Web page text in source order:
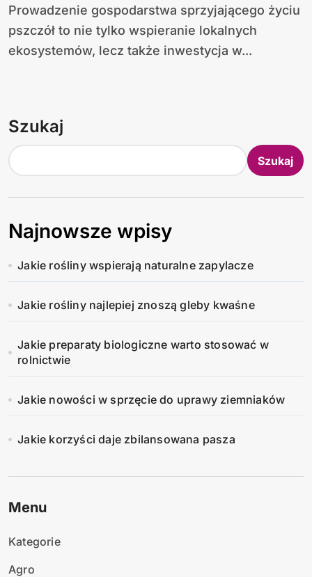
Prowadzenie gospodarstwa sprzyjającego życiu
pszczół to nie tylko wspieranie lokalnych
ekosystemów, lecz także inwestycja w...
Szukaj
Szukaj
Najnowsze wpisy
Jakie rośliny wspierają naturalne zapylacze
Jakie rośliny najlepiej znoszą gleby kwaśne
Jakie preparaty biologiczne warto stosować w
rolnictwie
Jakie nowości w sprzęcie do uprawy ziemniaków
Jakie korzyści daje zbilansowana pasza
Menu
Kategorie
Agro